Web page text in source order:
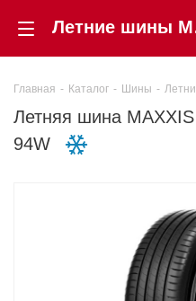
Главная - Каталог - Шины -
Летняя шина
94W